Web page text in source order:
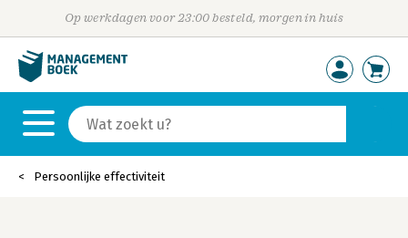
Op werkdagen voor 23:00 besteld, morgen in huis
Persoonlijke effectiviteit